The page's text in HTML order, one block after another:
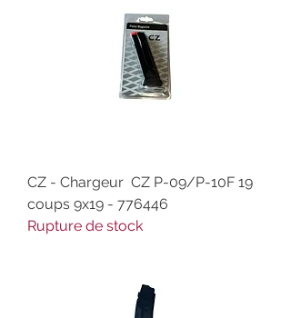
CZ - Chargeur CZ P-09/P-10F 19
coups 9x19 - 776446
Rupture de stock